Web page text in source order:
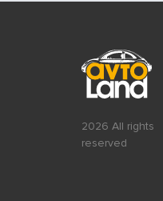
2026 All rights
reserved